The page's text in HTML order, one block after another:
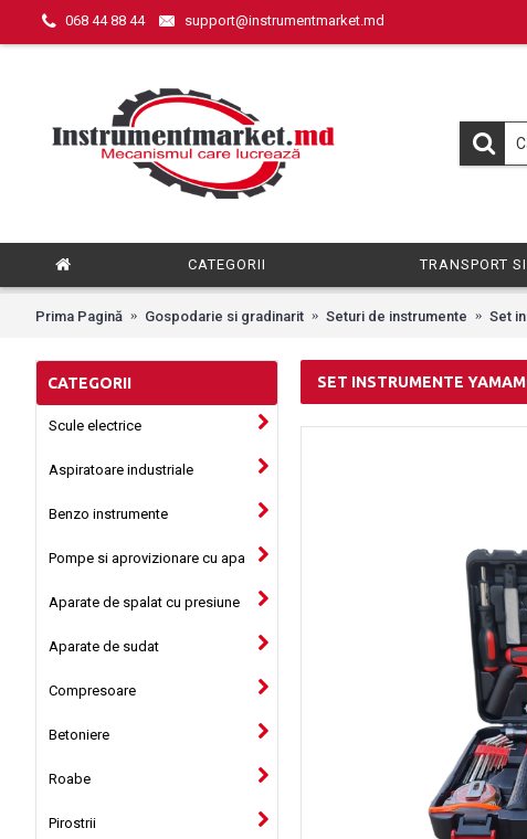
068 44 88 44 support@instrumentmarket.md
CATEGORII TRANSPORT
Prima Pagină Gospodarie si gradinarit Seturi de instrumente Set
CATEGORII
Scule electrice
Aspiratoare industriale
Benzo instrumente
Pompe si aprovizionare cu apa
Aparate de spalat cu presiune
Aparate de sudat
Compresoare
Betoniere
Roabe
Pirostrii
SET INSTRUMENTE